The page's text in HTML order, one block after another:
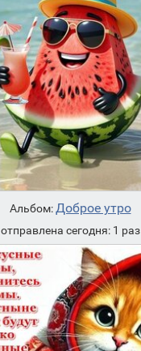
Альбом:Доброе утро
отправлена сегодня: 1 раз